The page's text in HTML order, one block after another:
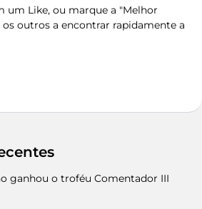
um Like, ou marque a "Melhor
os outros a encontrar rapidamente a
ganhou o troféu Comentador III